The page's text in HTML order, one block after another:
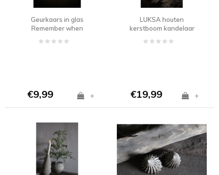
Geurkaars in glas
Remember when
€9,99 +
LUKSA houten
kerstboom kandelaar
€19,99 +